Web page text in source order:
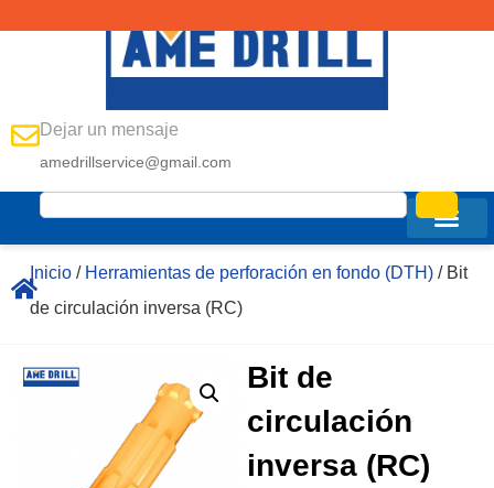
Dejar un mensaje
amedrillservice@gmail.com
Inicio/ Herramientas de perforación en fondo (DTH)/ Bit
de circulación inversa (RC)
Bit de
circulación
inversa (RC)